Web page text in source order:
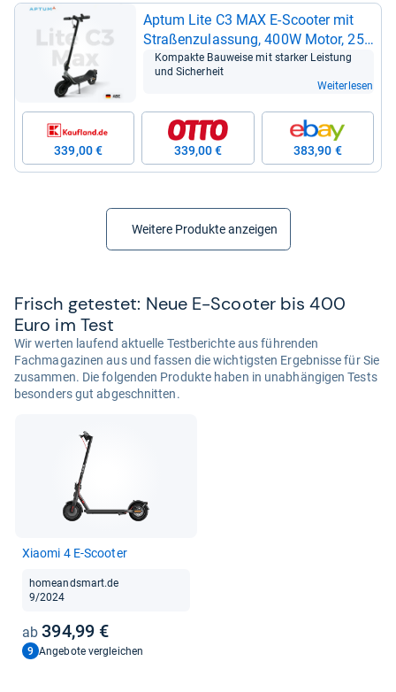
Aptum Lite C3 MAX E-​Scoo­ter mit
Stra­ßen­zu­las­sung, 400W Motor, 25
km Reich­weite
Kom­pakte Bau­weise mit star­ker Leis­tung
und Sicher­heit
Weiterlesen
339,00 € 339,00 € 383,90 €
Weitere Produkte anzeigen
Frisch getes­tet: Neue E-​Scoo­ter bis 400
Euro im Test
Wir werten laufend aktuelle Testberichte aus führenden
Fachmagazinen aus und fassen die wichtigsten Ergebnisse für Sie
zusammen. Die folgenden Produkte haben in unabhängigen Tests
besonders gut abgeschnitten.
Xiaomi 4 E-​Scoo­ter
homeandsmart.de
9/2024
394,99 €
9 Angebote vergleichen